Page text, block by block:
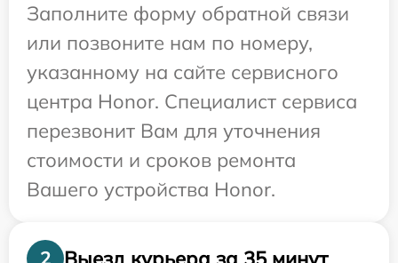
Заполните форму обратной связи
или позвоните нам по номеру,
указанному на сайте сервисного
центра Honor. Специалист сервиса
перезвонит Вам для уточнения
стоимости и сроков ремонта
Вашего устройства Honor.
2